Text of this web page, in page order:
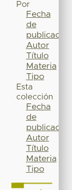
Por
Fecha
de
publicación
Autor
Título
Materia
Tipo
Esta
colección
Fecha
de
publicación
Autor
Título
Materia
Tipo